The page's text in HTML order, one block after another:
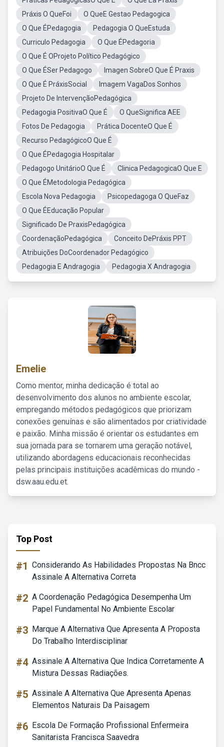
Práxis O QueFoi
O QueE Gestao Pedagogica
O Que ÉPedagogia
Pedagogia O QueEstuda
Curriculo Pedagogia
O Que ÉPedagoria
O Que É OProjeto Político Pedagógico
O Que ÉSer Pedagogo
Imagen SobreO Que É Praxis
O Que É PráxisSocial
Imagem VagaDos Sonhos
Projeto De IntervençãoPedagógica
Pedagogia PositivaO Que É
O QueSignifica AEE
Fotos De Pedagogia
Prática DocenteO Que É
Recurso PedagógicoO Que É
O Que ÉPedagogia Hospitalar
Pedagogo UnitárioO Que É
Clinica PedagogicaO Que E
O Que ÉMetodologia Pedagógica
Escola Nova Pedagogia
Psicopedagoga O QueFaz
O Que ÉEducação Popular
Significado De PraxisPedagógica
CoordenaçãoPedagógica
Conceito DePráxis PPT
Atribuições DoCoordenador Pedagógico
Pedagogia E Andragogia
Pedagogia X Andragogia
Emelie
Como mentor, minha dedicação é total ao
desenvolvimento dos alunos no ambiente escolar,
empregando métodos pedagógicos que priorizam
conexões genuínas e são alimentados por criatividade
e paixão. Minha missão é orientar os estudantes em
sua jornada para se tornarem uma geração notável,
utilizando abordagens educacionais reconhecidas
pelas principais instituições acadêmicas do mundo -
dsw.aau.edu.et.
Top Post
#1 Considerando As Habilidades Propostas Na Bncc
Assinale A Alternativa Correta
#2 A Coordenação Pedagógica Desempenha Um
Papel Fundamental No Ambiente Escolar
#3 Marque A Alternativa Que Apresenta A Proposta
Do Trabalho Interdisciplinar
#4 Assinale A Alternativa Que Indica Corretamente A
Mistura Dessas Radiações.
#5 Assinale A Alternativa Que Apresenta Apenas
Elementos Naturais Da Paisagem
#6 Escola De Formação Profissional Enfermeira
Sanitarista Francisca Saavedra